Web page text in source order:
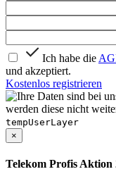
Ich habe die
und akzeptiert.
Kostenlos registrieren
werden diese nicht
tempUserLayer
×
Telekom Profis Aktion